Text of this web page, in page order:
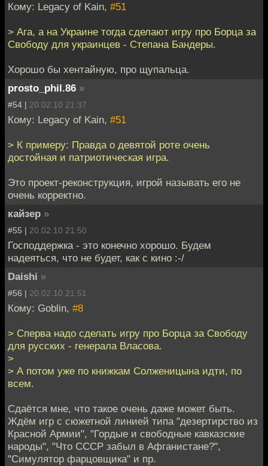
Кому: Legacy of Kain, #51
> Ага, а на Украине тогда сделают игру про Борца за
Свободу для украинцев - Степана Бандеры.
Хорошо бы хентайную, про щупальца.
prosto_phil.86 »
#54 | 20.02.10 21:37
Кому: Legacy of Kain, #51
> К примеру: Правда о девятой роте очень
достойная и патриотическая игра.
Это проект-реконструкция, игрой называть его не
очень корректно.
кайзер »
#55 | 20.02.10 21:50
Господдержка - это конечно хорошо. Будем
надеяться, что не будет, как с кино :-/
Daishi »
#56 | 20.02.10 21:51
Кому: Goblin, #8
> Сперва надо сделать игру про Борца за Свободу
для русских - генерала Власова.
>
> А потом уже по книжкам Солженицына идти, по
всем.
Сдаётся мне, что такое очень даже может быть.
Ждём игр с сюжетной линией типа "дезертирство из
Красной Армии", "Гордые и свободные кавказские
народы", "Что СССР забыл в Афганистане?",
"Симулятор фарцовщика" и пр.